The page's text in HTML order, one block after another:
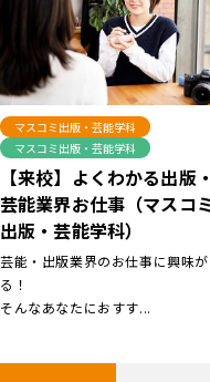
マスコミ出版・芸能学科
マスコミ出版・芸能学科
【来校】よくわかる出版・
芸能業界お仕事（マスコ
出版・芸能学科）
芸能・出版業界のお仕事に興味
る！
そんなあなたにおすす...